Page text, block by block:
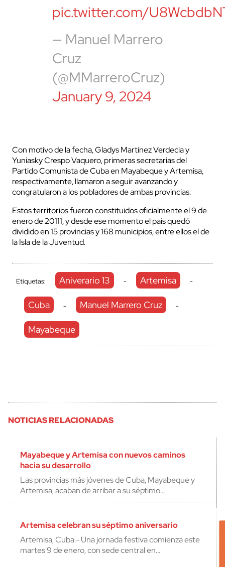
pic.twitter.com/
— Manuel Marrero
Cruz
(@MMarreroCruz)
January 9, 2024
Con motivo de la fecha, Gladys Martínez Verdecia y
Yuniasky Crespo Vaquero, primeras secretarias del
Partido Comunista de Cuba en Mayabeque y Artemisa,
respectivamente, llamaron a seguir avanzando y
congratularon a los pobladores de ambas provincias.
Estos territorios fueron constituidos oficialmente el 9 de
enero de 20111, y desde ese momento el país quedó
dividido en 15 provincias y 168 municipios, entre ellos el de
la Isla de la Juventud.
Etiquetas: Aniverario 13 - Artemisa -
Cuba - Manuel Marrero Cruz -
Mayabeque
NOTICIAS RELACIONADAS
Mayabeque y Artemisa con nuevos caminos
hacia su desarrollo
Las provincias más jóvenes de Cuba, Mayabeque y
Artemisa, acaban de arribar a su séptimo…
Artemisa celebran su séptimo aniversario
Artemisa, Cuba.- Una jornada festiva comienza este
martes 9 de enero, con sede central en…